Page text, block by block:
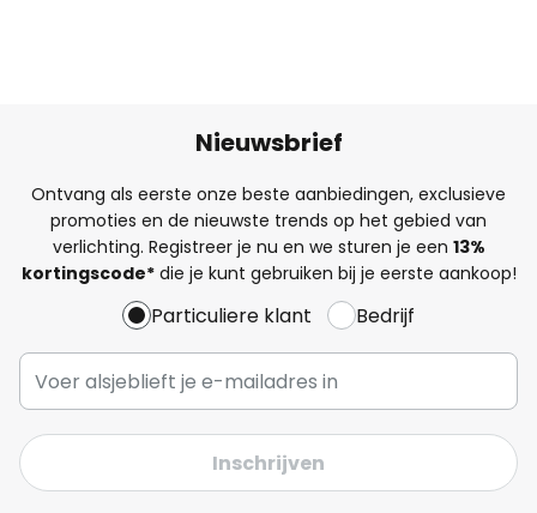
Nieuwsbrief
Ontvang als eerste onze beste aanbiedingen, exclusieve
promoties en de nieuwste trends op het gebied van
verlichting. Registreer je nu en we sturen je een 13%
kortingscode*die je kunt gebruiken bij je eerste aankoop!
Particuliere klant Bedrijf
Inschrijven